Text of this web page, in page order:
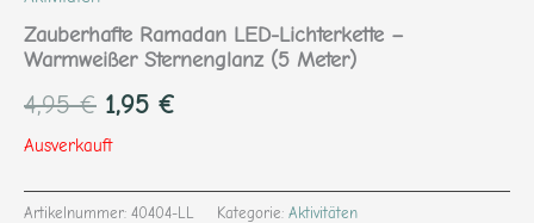
Zauberhafte Ramadan LED-Lichterkette –
Warmweißer Sternenglanz (5 Meter)
4,95€ 1,95 €
Ausverkauft
Artikelnummer: 40404-LL Kategorie: Aktivitäten